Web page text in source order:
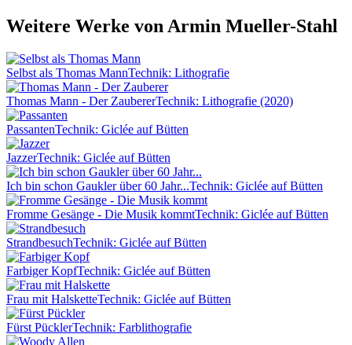
Weitere Werke von Armin Mueller-Stahl
Selbst als Thomas MannTechnik: Lithografie
Thomas Mann - Der ZaubererTechnik: Lithografie (2020)
PassantenTechnik: Giclée auf Bütten
JazzerTechnik: Giclée auf Bütten
Ich bin schon Gaukler über 60 Jahr...Technik: Giclée auf Bütten
Fromme Gesänge - Die Musik kommtTechnik: Giclée auf Bütten
StrandbesuchTechnik: Giclée auf Bütten
Farbiger KopfTechnik: Giclée auf Bütten
Frau mit HalsketteTechnik: Giclée auf Bütten
Fürst PücklerTechnik: Farblithografie